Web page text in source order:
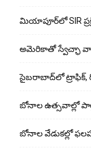
మియాపూర్‌లో SIR
అమెరికాతో స్వేచ్ఛా
సైబరాబాద్‌లో ట్రాఫిక్,
బోనాల ఉత్సవాల్లో
బోనాల వేడుకల్లో